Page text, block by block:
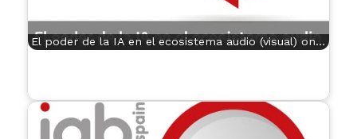
El poder de la IA en el ecosistema audio (visual) on…